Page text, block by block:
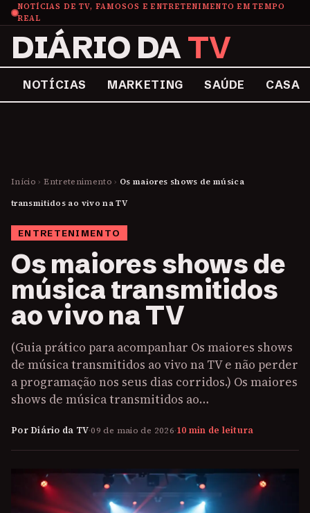
NOTÍCIAS DE TV, FAMOSOS E ENTRETENIMENTO EM TEMPO
REAL
DIÁRIO DATV
NOTÍCIAS MARKETING SAÚDE CASA
Início › Entretenimento › Os maiores shows de música
transmitidos ao vivo na TV
ENTRETENIMENTO
Os maiores shows de
música transmitidos
ao vivo na TV
(Guia prático para acompanhar Os maiores shows
de música transmitidos ao vivo na TV e não perder
a programação nos seus dias corridos.) Os maiores
shows de música transmitidos ao…
Por Diário da TV·09 de maio de 2026·10 min de leitura